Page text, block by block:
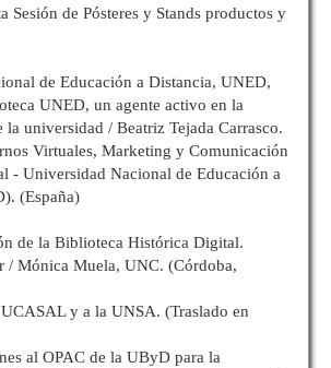
Sesión de Pósteres y Stands productos y
de Educación a Distancia, UNED,
UNED, un agente activo en la
universidad / Beatriz Tejada Carrasco.
Virtuales, Marketing y Comunicación
- Universidad Nacional de Educación a
(España)
de la Biblioteca Histórica Digital.
/ Mónica Muela, UNC. (Córdoba,
y a la UNSA. (Traslado en
al OPAC de la UByD para la